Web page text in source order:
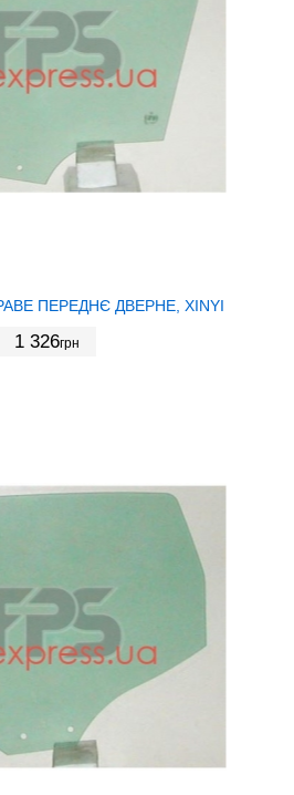
ПЕРЕДНЄ ДВЕРНЕ, XINYI
1 326грн